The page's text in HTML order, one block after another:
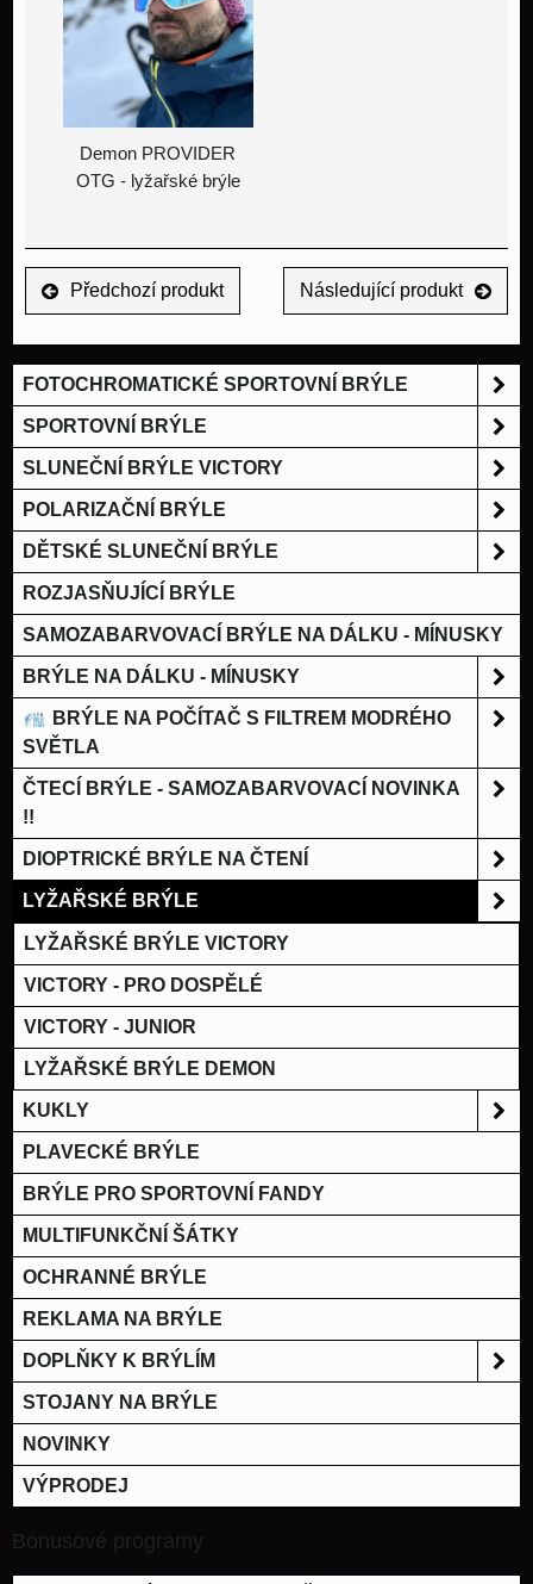
Demon PROVIDER
OTG - lyžařské brýle
Předchozí produkt Následující produkt
FOTOCHROMATICKÉ SPORTOVNÍ BRÝLE
SPORTOVNÍ BRÝLE
SLUNEČNÍ BRÝLE VICTORY
POLARIZAČNÍ BRÝLE
DĚTSKÉ SLUNEČNÍ BRÝLE
ROZJASŇUJÍCÍ BRÝLE
SAMOZABARVOVACÍ BRÝLE NA DÁLKU - MÍNUSKY
BRÝLE NA DÁLKU - MÍNUSKY
BRÝLE NA POČÍTAČ S FILTREM MODRÉHO
SVĚTLA
ČTECÍ BRÝLE - SAMOZABARVOVACÍ NOVINKA
!!
DIOPTRICKÉ BRÝLE NA ČTENÍ
LYŽAŘSKÉ BRÝLE
LYŽAŘSKÉ BRÝLE VICTORY
VICTORY - PRO DOSPĚLÉ
VICTORY - JUNIOR
LYŽAŘSKÉ BRÝLE DEMON
KUKLY
PLAVECKÉ BRÝLE
BRÝLE PRO SPORTOVNÍ FANDY
MULTIFUNKČNÍ ŠÁTKY
OCHRANNÉ BRÝLE
REKLAMA NA BRÝLE
DOPLŇKY K BRÝLÍM
STOJANY NA BRÝLE
NOVINKY
VÝPRODEJ
Bonusové programy